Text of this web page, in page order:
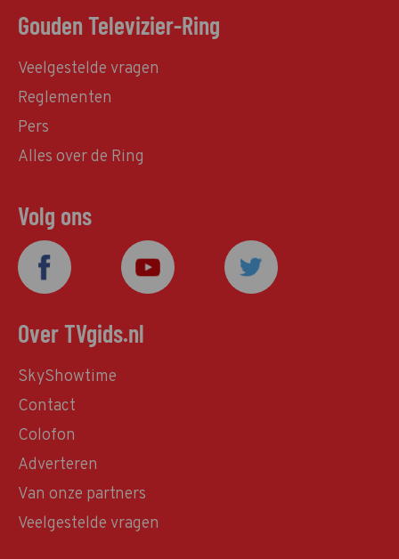
Gouden Televizier-Ring
Veelgestelde vragen
Reglementen
Pers
Alles over de Ring
Volg ons
Over TVgids.nl
SkyShowtime
Contact
Colofon
Adverteren
Van onze partners
Veelgestelde vragen